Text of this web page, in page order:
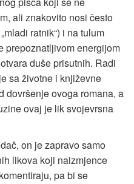
ali znakovito nosi često
ratnik“) i na tulum
prepoznatljivom energijom
duše prisutnih. Radi
sa životne i književne
dovršenje ovoga romana, a
ovaj je lik svojevrsna
on je zapravo samo
likova koji naizmjence
pa bi se